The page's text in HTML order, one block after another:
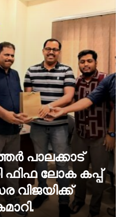
പാലക്കാട്
ഫിഫ ലോക കപ്പ്
വിജയിക്ക്